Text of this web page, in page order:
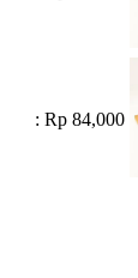
: Rp 84,000